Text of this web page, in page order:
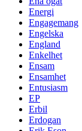
Energi
Engagemang
Engelska
England
Enkelhet
Ensam
Ensamhet
Entusiasm
EP
Erbil
Erdogan